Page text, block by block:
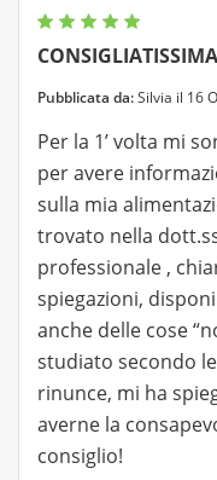
CONSIGLIATISSIMA
Pubblicata da:Silvia il 16
Per la 1’ volta mi
per avere
sulla mia
trovato nella
professionale ,
spiegazioni,
anche delle cose
studiato secondo
rinunce, mi ha
averne la
consiglio!